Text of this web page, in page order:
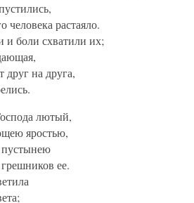
человека растаяло.
и боли схватили их;
друг на друга,
лютый,
яростью,
пустынею
ее.